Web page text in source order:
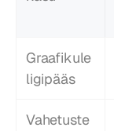
Graafikule
ligipääs
Vahetuste